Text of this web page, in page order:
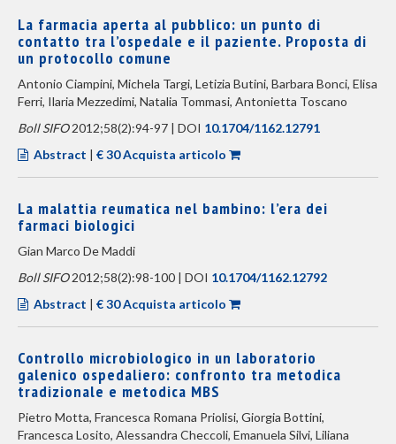
La farmacia aperta al pubblico: un punto di
contatto tra l’ospedale e il paziente. Proposta di
un protocollo comune
Antonio Ciampini, Michela Targi, Letizia Butini, Barbara Bonci, Elisa
Ferri, Ilaria Mezzedimi, Natalia Tommasi, Antonietta Toscano
Boll SIFO2012;58(2):94-97 | DOI 10.1704/1162.12791
Abstract | € 30 Acquista articolo
La malattia reumatica nel bambino: l’era dei
farmaci biologici
Gian Marco De Maddi
Boll SIFO2012;58(2):98-100 | DOI 10.1704/1162.12792
Abstract | € 30 Acquista articolo
Controllo microbiologico in un laboratorio
galenico ospedaliero: confronto tra metodica
tradizionale e metodica MBS
Pietro Motta, Francesca Romana Priolisi, Giorgia Bottini,
Francesca Losito, Alessandra Checcoli, Emanuela Silvi, Liliana